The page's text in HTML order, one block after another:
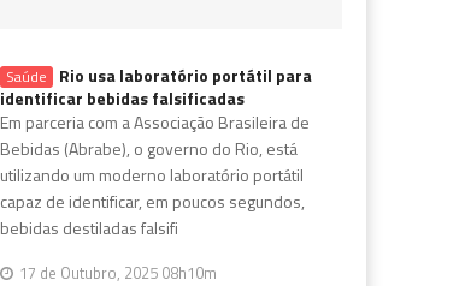
Saúde
Rio usa laboratório portátil para
identificar bebidas falsificadas
Em parceria com a Associação Brasileira de
Bebidas (Abrabe), o governo do Rio, está
utilizando um moderno laboratório portátil
capaz de identificar, em poucos segundos,
bebidas destiladas falsifi
17 de Outubro, 2025 08h10m